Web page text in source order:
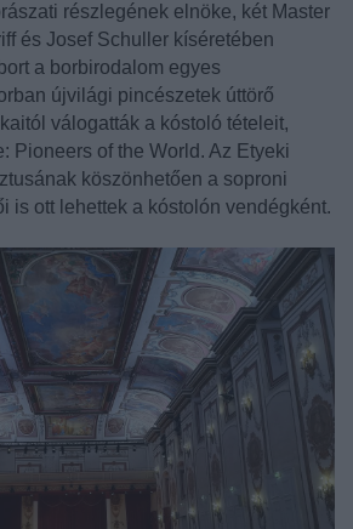
részlegének elnöke, két Master
és Josef Schuller kíséretében
a borbirodalom egyes
újvilági pincészetek úttörő
válogatták a kóstoló tételeit,
Pioneers of the World. Az Etyeki
köszönhetően a soproni
is ott lehettek a kóstolón vendégként.